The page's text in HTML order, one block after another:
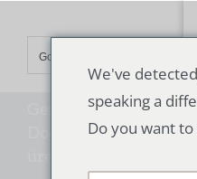
Go to...
Genel olarak tıbbi
Doğrudan tıbbi
We've
speaking a
Do you want to